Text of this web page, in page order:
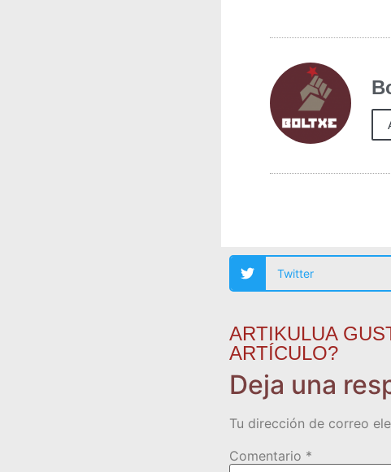
Twitter
ARTIKULUA
ARTÍCULO?
Deja una
Tu dirección de correo
Comentario *